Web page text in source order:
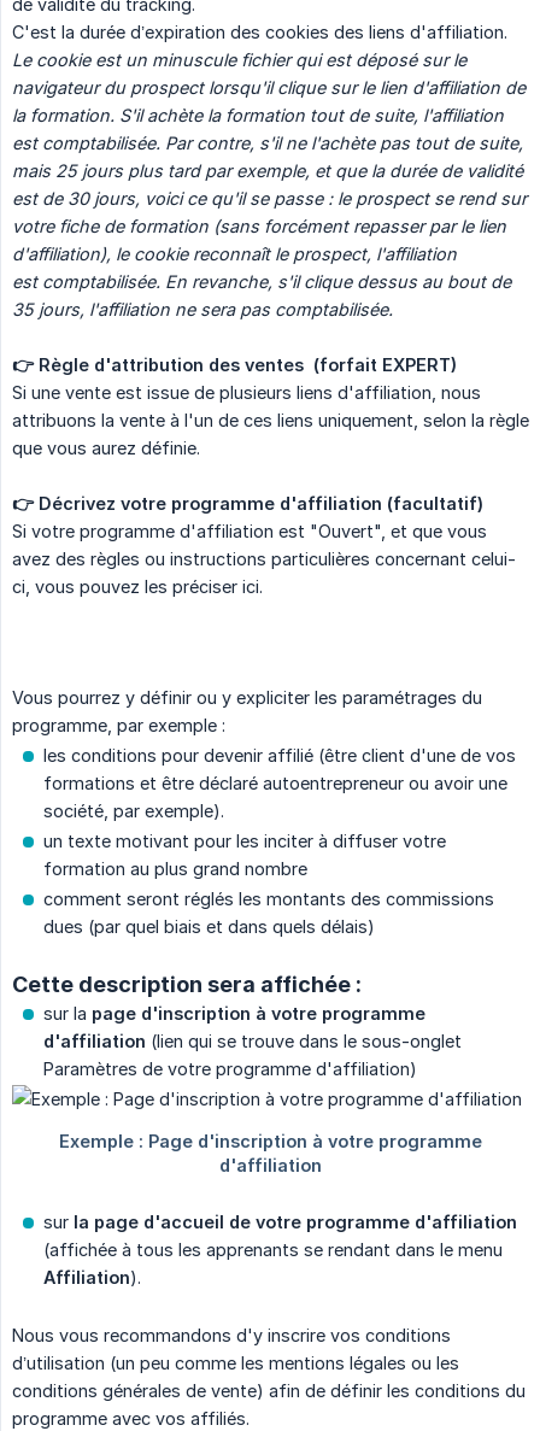
de validité du tracking.
C'est la durée d’expiration des cookies des liens d'affiliation.
Le cookie est un minuscule fichier qui est déposé sur le
navigateur du prospect lorsqu'il clique sur le lien d'affiliation de
la formation. S'il achète la formation tout de suite, l'affiliation
est comptabilisée. Par contre, s'il ne l'achète pas tout de suite,
mais 25 jours plus tard par exemple, et que la durée de validité
est de 30 jours, voici ce qu'il se passe : le prospect se rend sur
votre fiche de formation (sans forcément repasser par le lien
d'affiliation), le cookie reconnaît le prospect, l'affiliation
est comptabilisée. En revanche, s'il clique dessus au bout de
35 jours, l'affiliation ne sera pas comptabilisée.
👉 Règle d'attribution des ventes  (forfait EXPERT)
Si une vente est issue de plusieurs liens d'affiliation, nous
attribuons la vente à l'un de ces liens uniquement, selon la règle
que vous aurez définie.
👉 Décrivez votre programme d'affiliation (facultatif)
Si votre programme d'affiliation est "Ouvert", et que vous
avez des règles ou instructions particulières concernant celui-
ci, vous pouvez les préciser ici.
Vous pourrez y définir ou y expliciter les paramétrages du
programme, par exemple :
les conditions pour devenir affilié (être client d'une de vos
formations et être déclaré autoentrepreneur ou avoir une
société, par exemple).
un texte motivant pour les inciter à diffuser votre
formation au plus grand nombre
comment seront réglés les montants des commissions
dues (par quel biais et dans quels délais)
Cette description sera affichée :
sur la page d'inscription à votre programme
d'affiliation (lien qui se trouve dans le sous-onglet
Paramètres de votre programme d'affiliation)
sur la page d'accueil de votre programme d'affiliation
(affichée à tous les apprenants se rendant dans le menu
Affiliation).
Nous vous recommandons d'y inscrire vos conditions
d’utilisation (un peu comme les mentions légales ou les
conditions générales de vente) afin de définir les conditions du
programme avec vos affiliés.